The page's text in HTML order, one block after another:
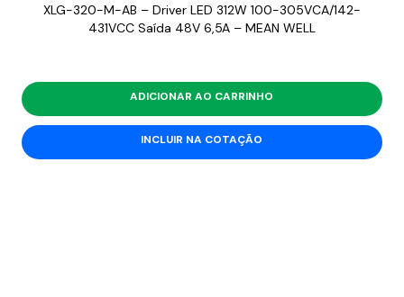
XLG-320-M-AB – Driver LED 312W 100-305VCA/142-
431VCC Saída 48V 6,5A – MEAN WELL
ADICIONAR AO CARRINHO
INCLUIR NA COTAÇÃO